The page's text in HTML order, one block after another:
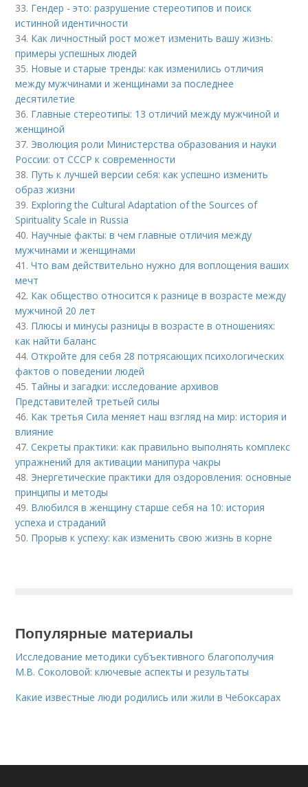
33. Гендер - это: разрушение стереотипов и поиск
истинной идентичности
34. Как личностный рост может изменить вашу жизнь:
примеры успешных людей
35. Новые и старые тренды: как изменились отличия
между мужчинами и женщинами за последнее
десятилетие
36. Главные стереотипы: 13 отличий между мужчиной и
женщиной
37. Эволюция роли Министерства образования и науки
России: от СССР к современности
38. Путь к лучшей версии себя: как успешно изменить
образ жизни
39. Exploring the Cultural Adaptation of the Sources of
Spirituality Scale in Russia
40. Научные факты: в чем главные отличия между
мужчинами и женщинами
41.Что вам действительно нужно для воплощения ваших
мечт
42. Как общество относится к разнице в возрасте между
мужчиной 20 лет
43. Плюсы и минусы разницы в возрасте в отношениях:
как найти баланс
44.Откройте для себя 28 потрясающих психологических
фактов о поведении людей
45. Тайны и загадки: исследование архивов
Представителей третьей силы
46. Как третья Сила меняет наш взгляд на мир: история и
влияние
47.Секреты практики: как правильно выполнять комплекс
упражнений для активации манипура чакры
48. Энергетические практики для оздоровления: основные
принципы и методы
49. Влюбился в женщину старше себя на 10: история
успеха и страданий
50. Прорыв к успеху: как изменить свою жизнь в корне
Популярные материалы
Исследование методики субъективного благополучия
М.В. Соколовой: ключевые аспекты и результаты
Какие известные люди родились или жили в Чебоксарах